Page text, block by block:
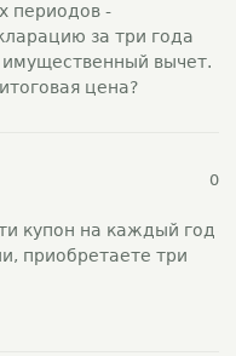
периодов -
за три года
вычет.
цена?
0
купон на каждый год
приобретаете три